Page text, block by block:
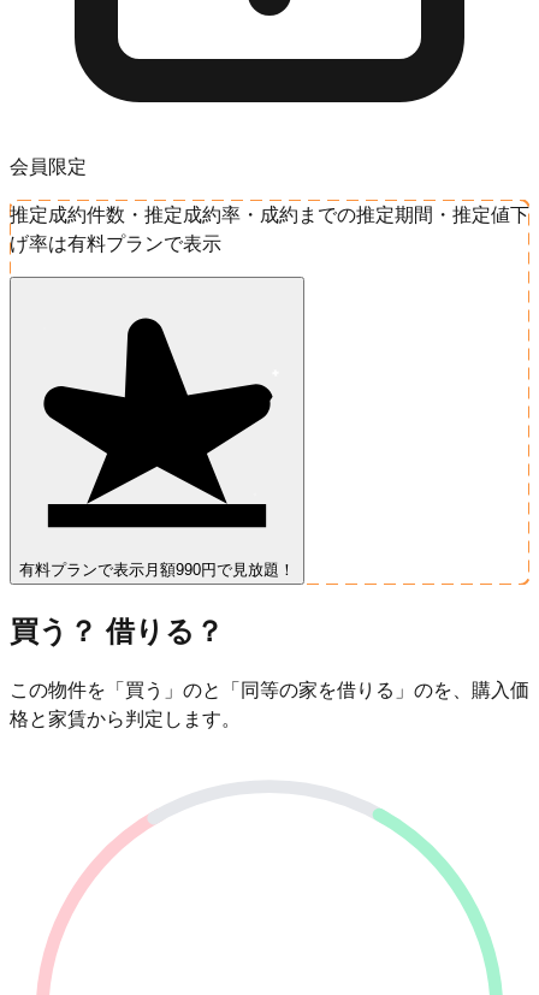
会員限定
推定成約件数・推定成約率・成約までの推定期間・推定値下
げ率は有料プランで表示
有料プランで表示 月額990円で見放題！
買う？ 借りる？
この物件を「買う」のと「同等の家を借りる」のを、購入価
格と家賃から判定します。